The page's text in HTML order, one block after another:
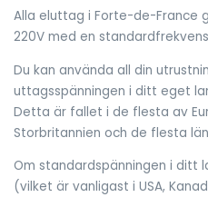
Alla eluttag i Forte-de-France
220V med en
Du kan använda all din
uttagsspänningen i ditt eget
Detta är fallet i de flesta av
Storbritannien och de flesta
Om standardspänningen i ditt
(vilket är vanligast i USA,